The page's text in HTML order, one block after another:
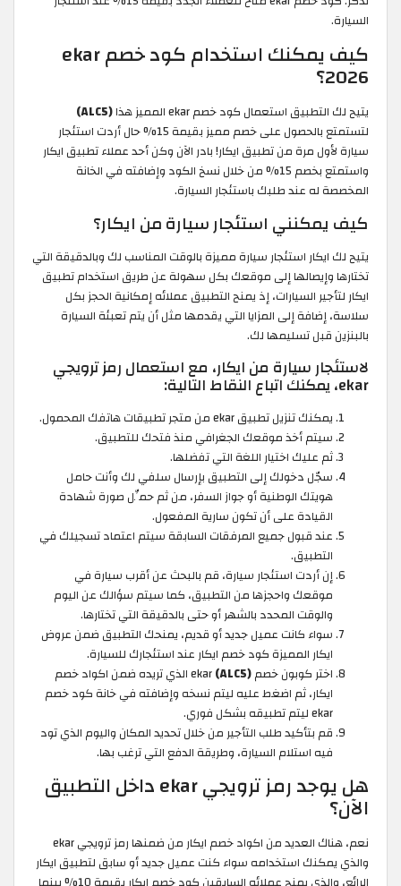
السيارة.
كيف يمكنك استخدام كود خصم ekar
2026؟
يتيح لك التطبيق استعمال كود خصم ekar المميز هذا
(ALC5)
لتستمتع بالحصول على خصم مميز بقيمة 15% حال أردت استئجار
سيارة لأول مرة من تطبيق ايكار! بادر الآن وكن أحد عملاء تطبيق ايكار
واستمتع بخصم 15% من خلال نسخ الكود وإضافته في الخانة
المخصصة له عند طلبك باستئجار السيارة.
كيف يمكنني استئجار سيارة من ايكار؟
يتيح لك ايكار استئجار سيارة مميزة بالوقت المناسب لك وبالدقيقة التي
تختارها وإيصالها إلى موقعك بكل سهولة عن طريق استخدام تطبيق
ايكار لتأجير السيارات، إذ يمنح التطبيق عملائه إمكانية الحجز بكل
سلاسة، إضافة إلى المزايا التي يقدمها مثل أن يتم تعبئة السيارة
بالبنزين قبل تسليمها لك.
لاستئجار سيارة من ايكار، مع استعمال رمز ترويجي
ekar، يمكنك اتباع النقاط التالية:
يمكنك تنزيل تطبيق ekar من متجر تطبيقات هاتفك المحمول.
سيتم أخذ موقعك الجغرافي منذ فتحك للتطبيق.
ثم عليك اختيار اللغة التي تفضلها.
سجّل دخولك إلى التطبيق بإرسال سلفي لك وأنت حامل
هويتك الوطنية أو جواز السفر، من ثم حمِّل صورة شهادة
القيادة على أن تكون سارية المفعول.
عند قبول جميع المرفقات السابقة سيتم اعتماد تسجيلك في
التطبيق.
إن أردت استئجار سيارة، قم بالبحث عن أقرب سيارة في
موقعك واحجزها من التطبيق، كما سيتم سؤالك عن اليوم
والوقت المحدد بالشهر أو حتى بالدقيقة التي تختارها.
سواء كانت عميل جديد أو قديم، يمنحك التطبيق ضمن عروض
ايكار المميزة كود خصم ايكار عند استئجارك للسيارة.
اختر كوبون خصم ekar(ALC5)
الذي تريده ضمن اكواد خصم
ايكار، ثم اضغط عليه ليتم نسخه وإضافته في خانة كود خصم
ekar ليتم تطبيقه بشكل فوري.
قم بتأكيد طلب التأجير من خلال تحديد المكان واليوم الذي تود
فيه استلام السيارة، وطريقة الدفع التي ترغب بها.
هل يوجد رمز ترويجي ekar داخل التطبيق
الآن؟
نعم، هناك العديد من اكواد خصم ايكار من ضمنها رمز ترويجي ekar
والذي يمكنك استخدامه سواء كنت عميل جديد أو سابق لتطبيق ايكار